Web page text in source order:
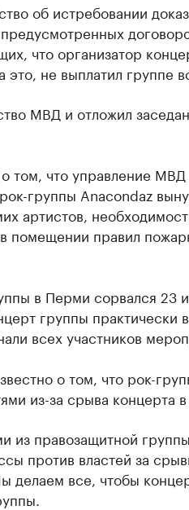
об истребовании
что организатор
не выплатил группе
МВД и отложил
о том, что управление
группы Anacondaz
артистов,
помещении правил
в Перми сорвался 23
группы практически
всех участников
о том, что рок-
из-за срыва концерта
из правозащитной
против властей за
все, чтобы